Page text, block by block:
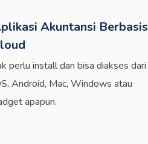
Akuntansi Berbasis
perlu install dan bisa diakses dari
Android, Mac, Windows atau
apapun.